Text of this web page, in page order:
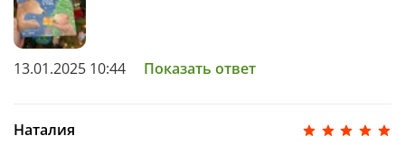
13.01.2025 10:44 Показать ответ
Наталия